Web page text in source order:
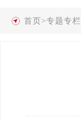
首页>专题专栏